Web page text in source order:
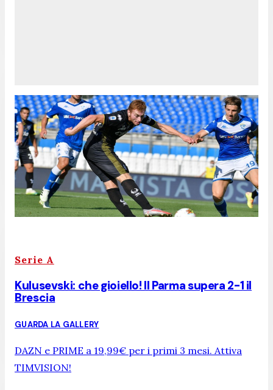
Serie A
Kulusevski: che gioiello! Il Parma supera 2-1 il
Brescia
GUARDA LA GALLERY
DAZN e PRIME a 19,99€ per i primi 3 mesi. Attiva
TIMVISION!